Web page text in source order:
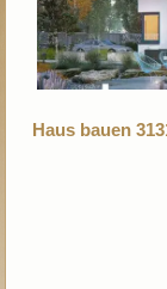
Haus bauen